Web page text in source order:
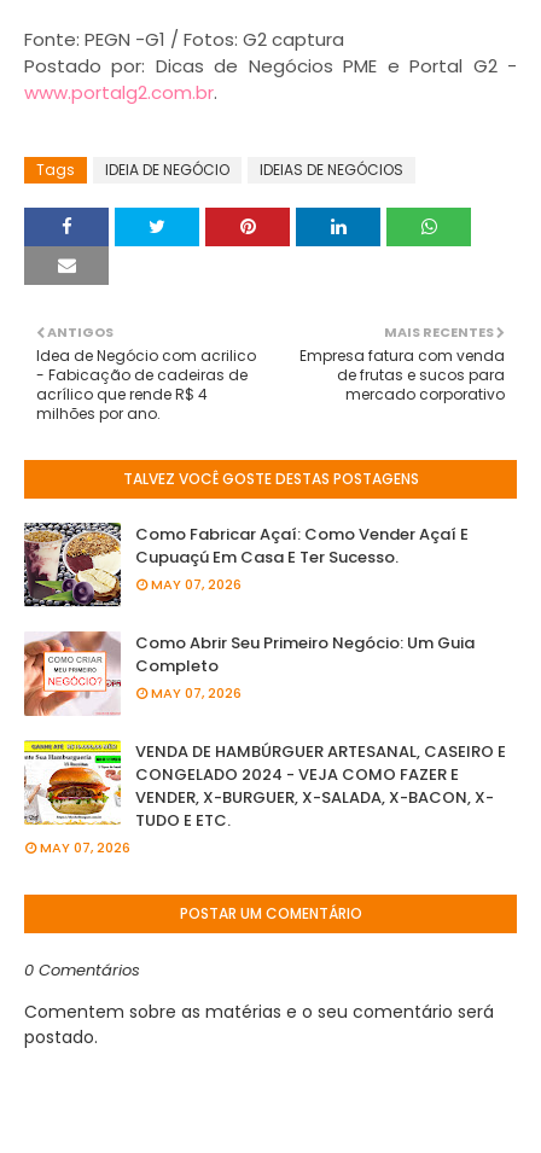
Fonte: PEGN -G1 / Fotos: G2 captura
Postado por: Dicas de Negócios PME e Portal G2 -
www.portalg2.com.br.
Tags IDEIA DE NEGÓCIO IDEIAS DE NEGÓCIOS
MAIS RECENTES
Empresa fatura com venda
de frutas e sucos para
mercado corporativo
ANTIGOS
Idea de Negócio com acrilico
- Fabicação de cadeiras de
acrílico que rende R$ 4
milhões por ano.
TALVEZ VOCÊ GOSTE DESTAS POSTAGENS
Como Fabricar Açaí: Como Vender Açaí E
Cupuaçú Em Casa E Ter Sucesso.
MAY 07, 2026
Como Abrir Seu Primeiro Negócio: Um Guia
Completo
MAY 07, 2026
VENDA DE HAMBÚRGUER ARTESANAL, CASEIRO E
CONGELADO 2024 - VEJA COMO FAZER E
VENDER, X-BURGUER, X-SALADA, X-BACON, X-
TUDO E ETC.
MAY 07, 2026
POSTAR UM COMENTÁRIO
0 Comentários
Comentem sobre as matérias e o seu comentário será
postado.